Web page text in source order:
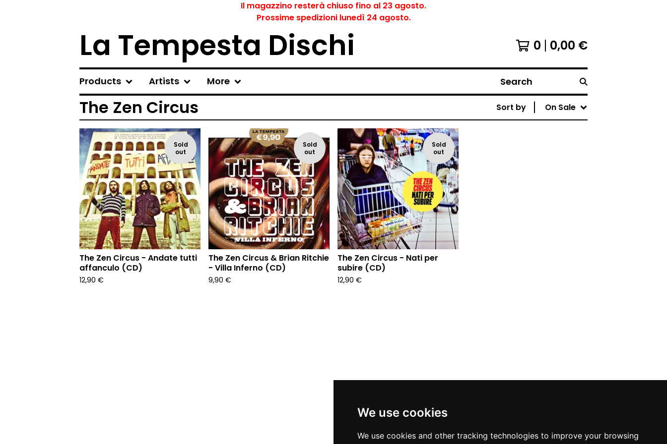
We use cookies
We use cookies and other tracking technologies to improve your browsing
Il magazzino resterà chiuso fino al 23 agosto.
Prossime spedizioni lunedì 24 agosto.
La Tempesta Dischi 0 0,00 €
Products Artists More Search
The Zen Circus Sort by On Sale
Sold
out
The Zen Circus - Andate tutti
affanculo (CD)
12,90 €
Sold
out
The Zen Circus & Brian Ritchie
- Villa Inferno (CD)
9,90 €
Sold
out
The Zen Circus - Nati per
subire (CD)
12,90 €